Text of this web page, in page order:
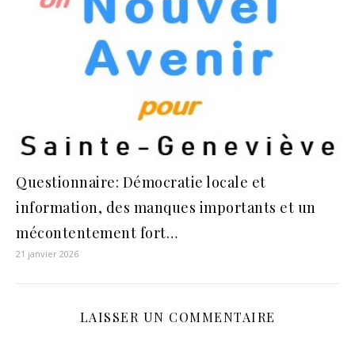
Questionnaire: Démocratie locale et
information, des manques importants et un
mécontentement fort…
21 janvier 2026
LAISSER UN COMMENTAIRE